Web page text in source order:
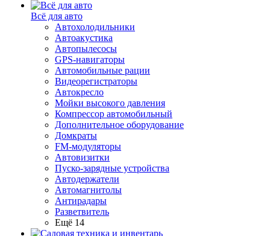
Всё для авто
Автохолодильники
Автоакустика
Автопылесосы
GPS-навигаторы
Автомобильные рации
Видеорегистраторы
Автокресло
Мойки высокого давления
Компрессор автомобильный
Дополнительное оборудование
Домкраты
FM-модуляторы
Автовизитки
Пуско-зарядные устройства
Автодержатели
Автомагнитолы
Антирадары
Разветвитель
Ещё 14